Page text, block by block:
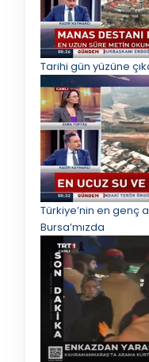
Tarihi gün yüzüne
Türkiye’nin en genç
Bursa’mızda